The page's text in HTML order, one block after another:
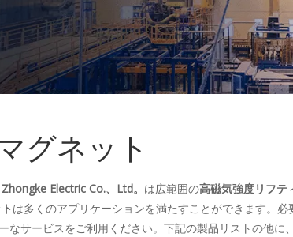
グネット
Electric Co.、Ltd。 は広範囲の高磁気強度リフテ
は多くのアプリケーションを満たすことができます。必
なサービスをご利用ください。下記の製品リストの他に